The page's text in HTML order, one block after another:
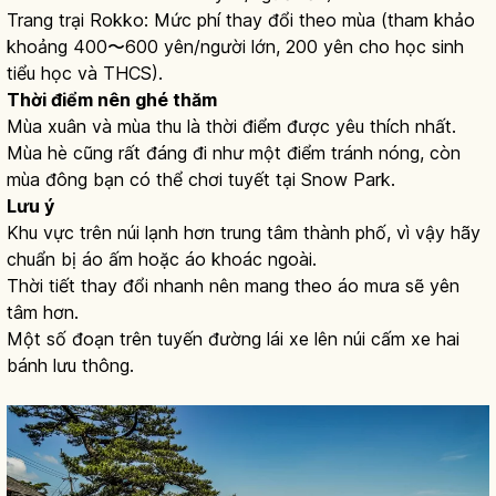
Trang trại Rokko: Mức phí thay đổi theo mùa (tham khảo
khoảng 400〜600 yên/người lớn, 200 yên cho học sinh
tiểu học và THCS).
Thời điểm nên ghé thăm
Mùa xuân và mùa thu là thời điểm được yêu thích nhất.
Mùa hè cũng rất đáng đi như một điểm tránh nóng, còn
mùa đông bạn có thể chơi tuyết tại Snow Park.
Lưu ý
Khu vực trên núi lạnh hơn trung tâm thành phố, vì vậy hãy
chuẩn bị áo ấm hoặc áo khoác ngoài.
Thời tiết thay đổi nhanh nên mang theo áo mưa sẽ yên
tâm hơn.
Một số đoạn trên tuyến đường lái xe lên núi cấm xe hai
bánh lưu thông.